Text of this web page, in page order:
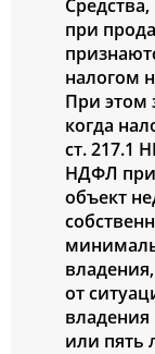
при
налогом
При этом
когда
ст. 217.1
НДФЛ при
объект
от
владения
или пять